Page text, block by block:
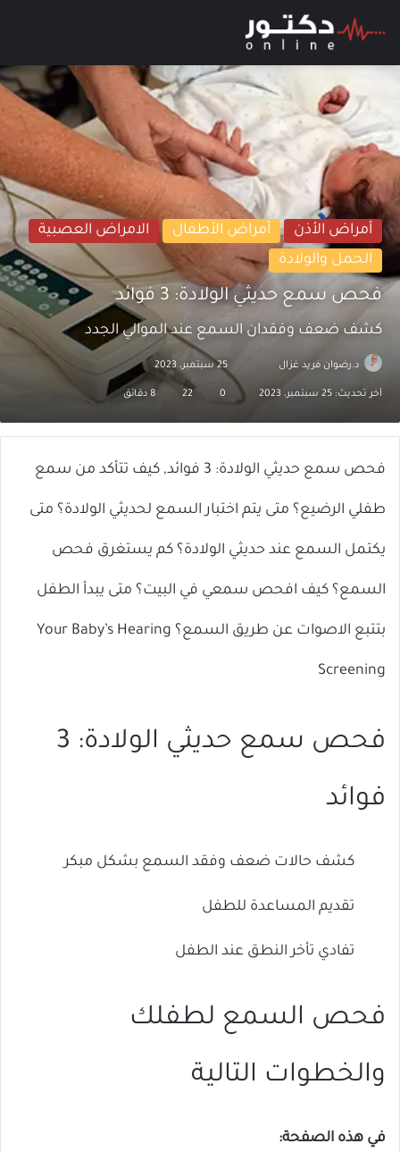
أمراض الأذن أمراض الأطفال
الامراض العصبية
الحمل والولادة
فحص سمع حديثي الولادة: 3 فوائد
كشف ضعف وفقدان السمع عند الموالي الجدد
د.رضوان فريد غزال
على
أرسل
بريدا
25 سبتمبر، 2023
آخر تحديث: 25 سبتمبر، 2023 0
22
فحص سمع حديثي الولادة: 3 فوائد, كيف تتأكد من سمع
طفلي الرضيع؟ متى يتم اختبار السمع لحديثي الولادة؟ متى
يكتمل السمع عند حديثي الولادة؟ كم يستغرق فحص
السمع؟ كيف افحص سمعي في البيت؟ متى يبدأ الطفل
بتتبع الاصوات عن طريق السمع؟ Your Baby’s Hearing
Screening
فحص سمع حديثي الولادة: 3
فوائد
كشف حالات ضعف وفقد السمع بشكل مبكر
تقديم المساعدة للطفل
تفادي تأخر النطق عند الطفل
فحص السمع لطفلك
والخطوات التالية
في هذه الصفحة: